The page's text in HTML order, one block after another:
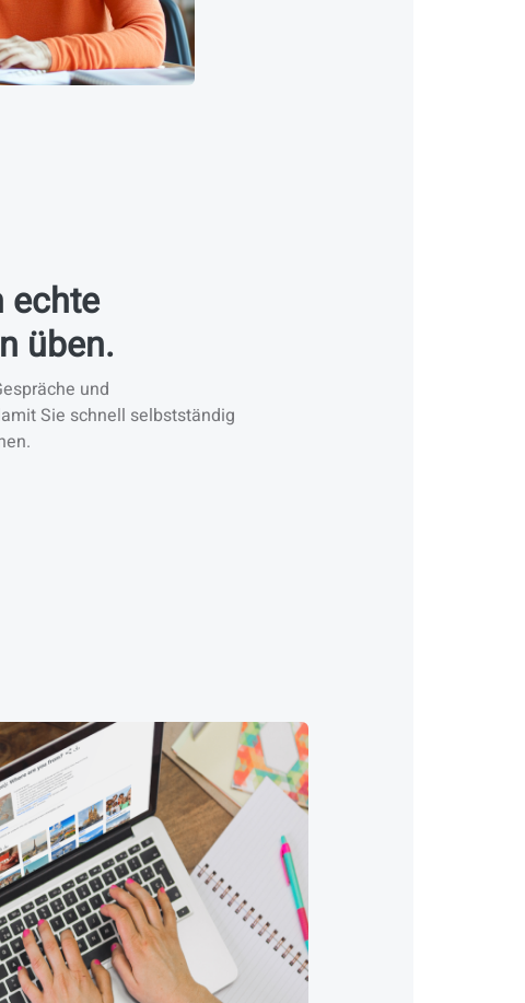
echte
üben.
und
Sie schnell selbstständig